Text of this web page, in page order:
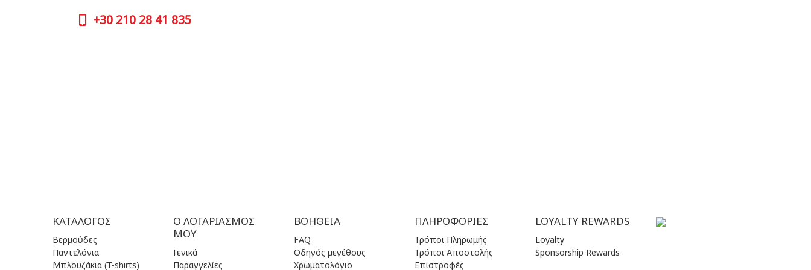
+30 210 28 41 835
ΚΑΤΆΛΟΓΟΣ
Βερμούδες
Παντελόνια
Μπλουζάκια (T-shirts)
Ο ΛΟΓΑΡΙΑΣΜΌΣ
ΜΟΥ
Γενικά
Παραγγελίες
ΒΟΉΘΕΙΑ
FAQ
Οδηγός μεγέθους
Χρωματολόγιο
ΠΛΗΡΟΦΟΡΊΕΣ
Τρόποι Πληρωμής
Τρόποι Αποστολής
Επιστροφές
LOYALTY REWARDS
Loyalty
Sponsorship Rewards